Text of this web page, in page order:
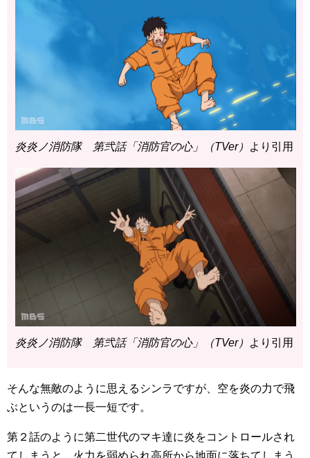
炎炎ノ消防隊 第弐話「消防官の心」（TVer） より引用
炎炎ノ消防隊 第弐話「消防官の心」（TVer） より引用
そんな無敵のように思えるシンラですが、空を炎の力で飛
ぶというのは一長一短です。
第２話のように第二世代のマキ達に炎をコントロールされ
てしまうと、火力を弱められ高所から地面に落ちてしまう